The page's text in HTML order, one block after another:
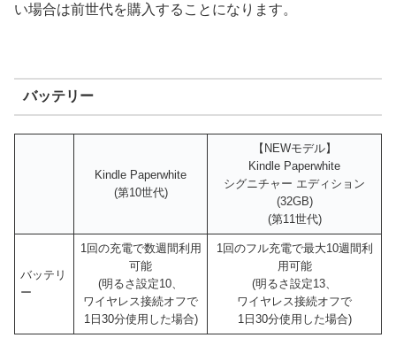
い場合は前世代を購入することになります。
バッテリー
Kindle Paperwhite
(第10世代)
【NEWモデル】
Kindle Paperwhite
シグニチャー エディション
(32GB)
(第11世代)
バッテリ
ー
1回の充電で数週間利用
可能
(明るさ設定10、
ワイヤレス接続オフで
1日30分使用した場合)
1回のフル充電で最大10週間利
用可能
(明るさ設定13、
ワイヤレス接続オフで
1日30分使用した場合)